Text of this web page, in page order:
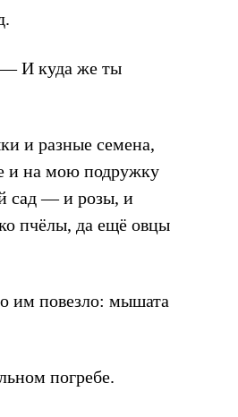
— И куда же ты
и разные семена,
и на мою подружку
сад — и розы, и
пчёлы, да ещё овцы
им повезло: мышата
погребе.